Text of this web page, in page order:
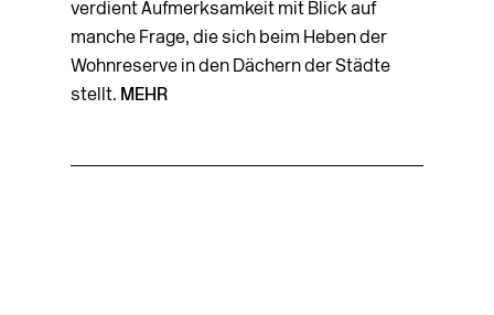
verdient Aufmerksamkeit mit Blick auf
manche Frage, die sich beim Heben der
Wohnreserve in den Dächern der Städte
stellt. MEHR